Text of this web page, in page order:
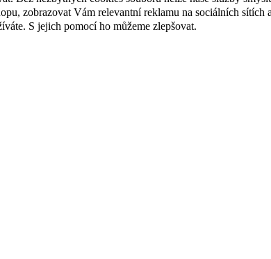
zobrazovat Vám relevantní reklamu na sociálních sítích
S jejich pomocí ho můžeme zlepšovat.